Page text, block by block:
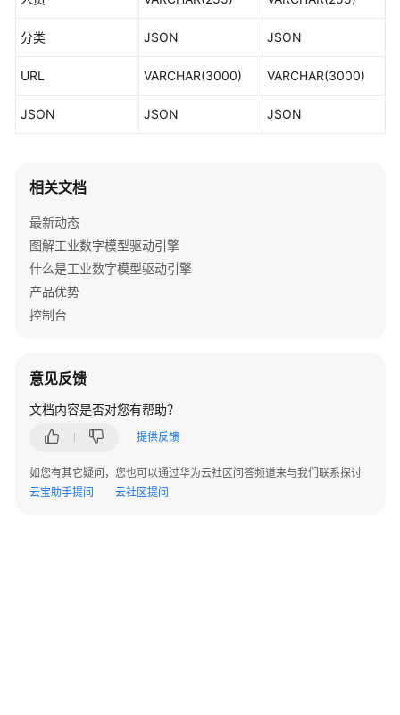
擎
户
南
字
主
线
引
用
户
指
最
实
开
发
分类 JSON JSON
URL VARCHAR(3000) VARCHAR(3000)
JSON JSON JSON
相关文档
最新动态
图解工业数字模型驱动引擎
什么是工业数字模型驱动引擎
产品优势
控制台
意见反馈
文档内容是否对您有帮助？
提供反馈
如您有其它疑问，您也可以通过华为云社区问答频道来与我们联系探讨
云宝助手提问
云社区提问